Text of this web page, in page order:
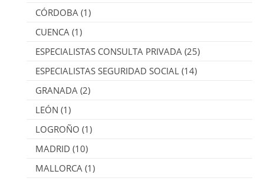
CÓRDOBA (1)
CUENCA (1)
ESPECIALISTAS CONSULTA PRIVADA (25)
ESPECIALISTAS SEGURIDAD SOCIAL (14)
GRANADA (2)
LEÓN (1)
LOGROÑO (1)
MADRID (10)
MALLORCA (1)